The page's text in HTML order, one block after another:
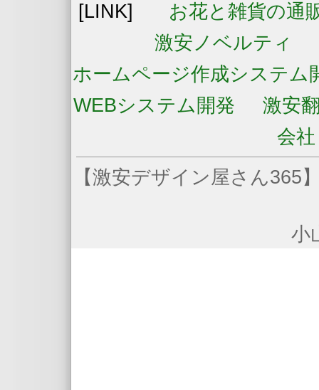
[LINK]
お花と雑貨の通
激安ノベルティ
ホームページ作成システム
WEBシステム開発
激安
会社
【激安デザイン屋さん
小